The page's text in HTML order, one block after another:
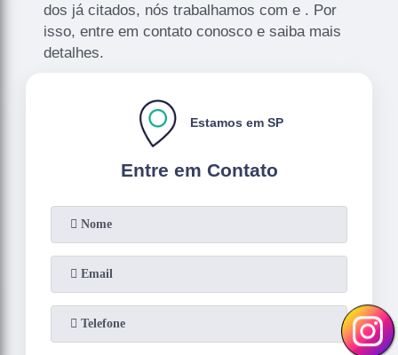
dos já citados, nós trabalhamos com e . Por
isso, entre em contato conosco e saiba mais
detalhes.
Entre em Contato
Estamos em SP